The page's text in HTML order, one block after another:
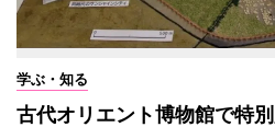
学ぶ・知る
古代オリエント博物館で特